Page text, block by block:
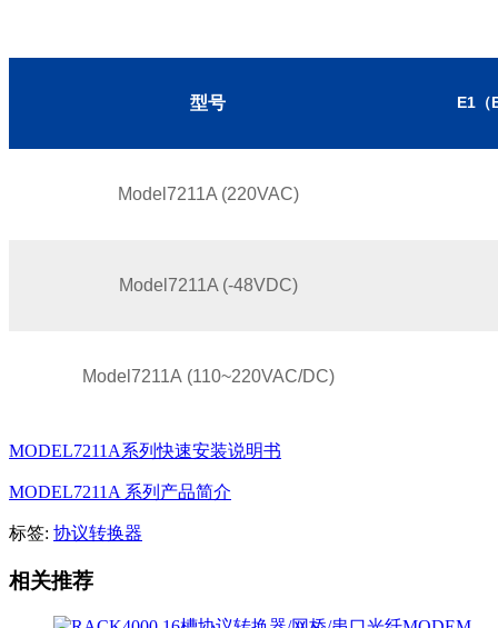
型号 E1 （
Model 7211A (220VAC)
Model 7211A (-48VDC)
Model7211A (110~220VAC/DC)
MODEL7211A系列快速安装说明书
MODEL7211A 系列产品简介
标签: 协议转换器
相关推荐